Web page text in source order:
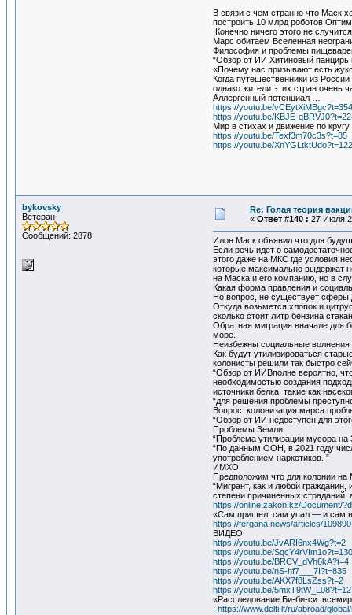
В связи с чем странно что Маск
построить 10 млрд роботов
Конечно ничего этого не
Марс обитаем Вселенная
Философия и проблемы
“Обзор от ИИ Хитиновый панцирь
«Почему нас призывают есть
Когда путешественники из
однако жители этих стран очень
Аллергенный потенциал …
https://youtu.be/vCEytXiMBgc?t=354
https://youtu.be/KBJE-
Мир в стихах и движение по кругу
https://youtu.be/Texf3m70c3s?t=85
https://youtu.be/
bykovsky
Ветеран
Сообщений: 2878
Re: Голая теория
« Ответ #140 : 27 Июля
Илон Маск объявил что для
Если речь идет о
этого даже на МКС где условия
которые максимально выдержат
на Маска и его компанию, но в
Какая форма правления и
Но вопрос, не существует сферы
Откуда возьмется хлопок и
сколько стоит литр бензина
Обратная миграция вначале для
море.
Неизбежны социальные
Как будут утилизироваться
колонисты решили так быстро
“Обзор от ИИВполне вероятно,
необходимостью создания
источники белка, такие как
“для решения проблемы
Вопрос: колонизация марса
“Обзор от ИИ недоступен для
Проблемы Земли
“Проблема утилизации мусора
“По данным ООН, в 2021 году
употреблением наркотиков. ”
ИМХО
Предположим что для колонии на
“Мигрант, как и любой
степени причиненных страданий,
https://online.zakon.kz/Document/
«Сам пришел, сам упал — и сам
https://fergana.news/articles/109890
ВИДЕО
https://youtu.be/JvARI6nx4Wg?t=2
https://youtu.be/
https://youtu.be/BRCV_dVh6kA?t=4
https://youtu.be/nS-hf7___7I?t=835
https://youtu.be/AKX7f8LsZss?t=2
https://youtu.be/5mxT9tW_L08?t=12
«Расследование Би-би-си:
: https://www.delfi.lt/ru/abroad/